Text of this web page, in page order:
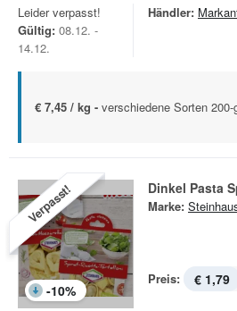
Leider verpasst!
Gültig: 08.12. -
14.12.
Händler:
€ 7,45 / kg - verschiedene Sorten 200-
Verpasst!
-10%
Dinkel Pasta
Marke:
Preis: € 1,79